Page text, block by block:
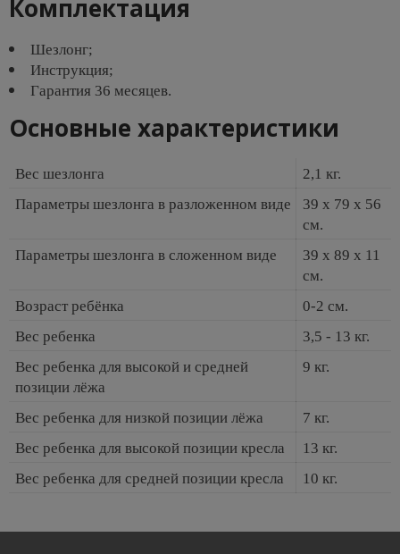
Комплектация
Шезлонг;
Инструкция;
Гарантия 36 месяцев.
Основные характеристики
Вес шезлонга
2,1 кг.
Параметры шезлонга в разложенном виде
39 x 79 x 56
см.
Параметры шезлонга в сложенном виде
39 x 89 x 11
см.
Возраст ребёнка
0-2 см.
Вес ребенка
3,5 - 13 кг.
Вес ребенка для высокой и средней
позиции лёжа
9 кг.
Вес ребенка для низкой позиции лёжа
7 кг.
Вес ребенка для высокой позиции кресла
13 кг.
Вес ребенка для средней позиции кресла
10 кг.